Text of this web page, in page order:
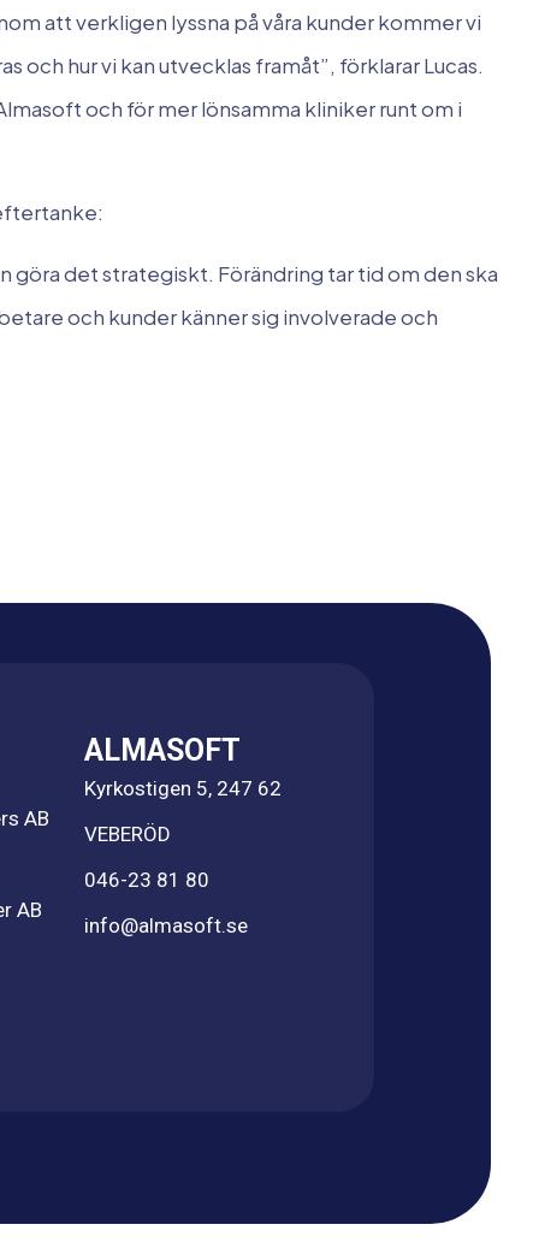
att verkligen lyssna på våra kunder kommer vi
hur vi kan utvecklas framåt”, förklarar Lucas.
och för mer lönsamma kliniker runt om i
göra det strategiskt. Förändring tar tid om den ska
och kunder känner sig involverade och
AB
AB
ALMASOFT
Kyrkostigen 5, 247 62
VEBERÖD
046-23 81 80
info@almasoft.se